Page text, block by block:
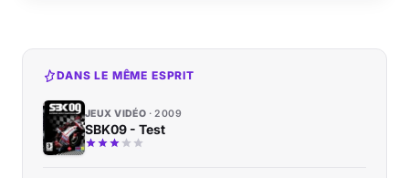
DANS LE MÊME ESPRIT
JEUX VIDÉO 2009
SBK09 - Test